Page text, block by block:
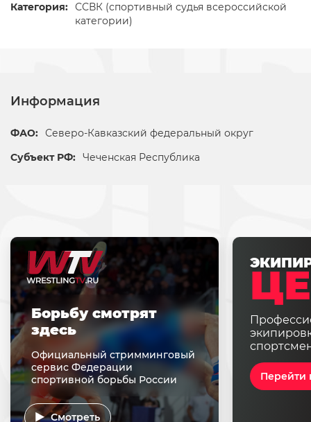
Категория: ССВК (спортивный судья всероссийской
категории)
Информация
ФАО: Северо-Кавказский федеральный округ
Субъект РФ: Чеченская Республика
Перейти
Борьбу смотрят
здесь
Официальный стримминговый
сервис Федерации
спортивной борьбы России
Смотреть